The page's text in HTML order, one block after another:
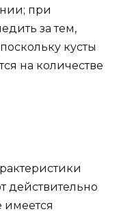
при
за тем,
кусты
на количестве
действительно
имеется